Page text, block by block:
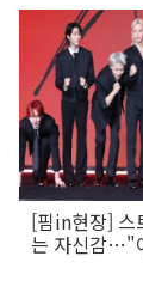
[핌in현장] 스
는 자신감…"